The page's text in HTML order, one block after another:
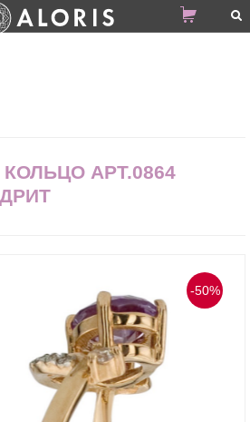
АРТ.0864
-50%